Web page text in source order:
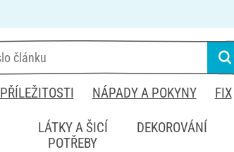
PŘÍLEŽITOSTI NÁPADY A POKYNY FIX
LÁTKY A ŠICÍ
POTŘEBY
DEKOROVÁNÍ